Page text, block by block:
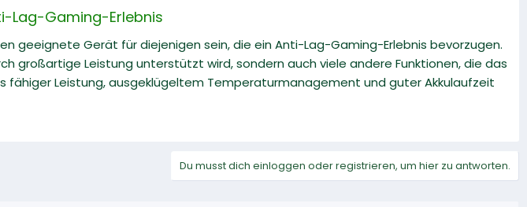
Lag-Gaming-Erlebnis
geeignete Gerät für diejenigen sein, die ein Anti-Lag-Gaming-Erlebnis bevorzugen.
großartige Leistung unterstützt wird, sondern auch viele andere Funktionen, die das
fähiger Leistung, ausgeklügeltem Temperaturmanagement und guter Akkulaufzeit
Du musst dich einloggen oder registrieren, um hier zu antworten.